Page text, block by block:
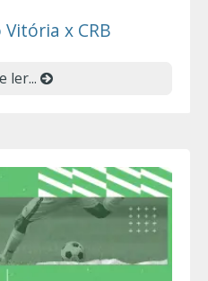
x CRB
ler...